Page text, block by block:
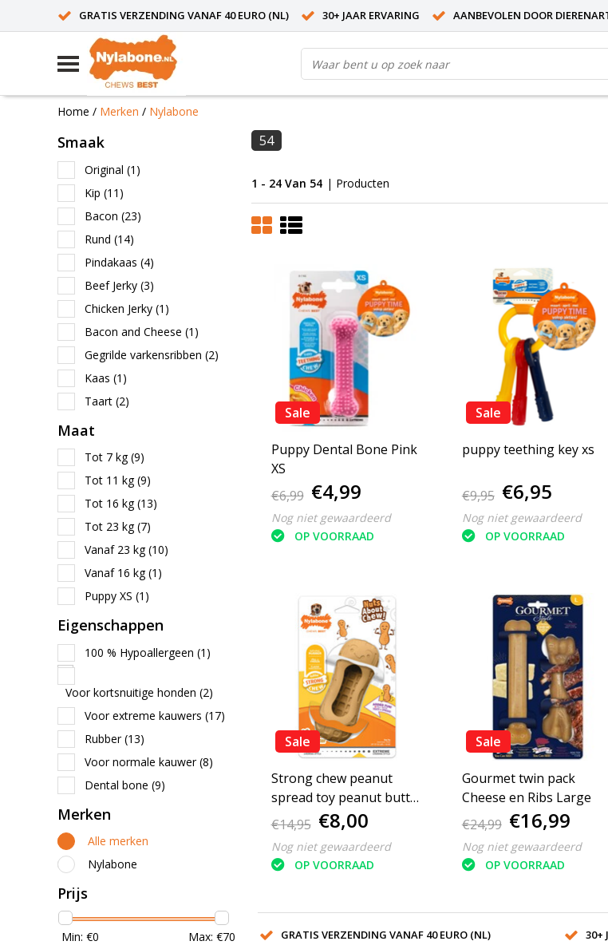
GRATIS VERZENDING VANAF 40 EURO (NL) 30+ JAAR ERVARING AANBEVOLEN DOOR
Home / Merken / Nylabone
Smaak
Original (1)
Kip (11)
Bacon (23)
Rund (14)
Pindakaas (4)
Beef Jerky (3)
Chicken Jerky (1)
Bacon and Cheese (1)
Gegrilde varkensribben (2)
Kaas (1)
Taart (2)
Maat
Tot 7 kg(9)
Tot 11 kg(9)
Tot 16 kg(13)
Tot 23 kg(7)
Vanaf 23 kg(10)
Vanaf 16 kg(1)
Puppy XS (1)
Eigenschappen
100 % Hypoallergeen (1)
Voor kortsnuitige honden (2)
Voor extreme kauwers (17)
Rubber(13)
Voor normale kauwer(8)
Dental bone (9)
Merken
Alle merken
Nylabone
Prijs
Min: €0 Max: €70
54
1 - 24 Van 54 | Producten
Sale
Puppy Dental Bone Pink
XS
€6,99 €4,99
Nog niet gewaardeerd
OP VOORRAAD
Sale
puppy teething key xs
€9,95 €6,95
Nog niet gewaardeerd
OP VOORRAAD
Sale
Strong chew peanut
spread toy peanut butter
M
€14,95 €8,00
Nog niet gewaardeerd
OP VOORRAAD
Sale
Gourmet twin pack
Cheese en Ribs Large
€24,99 €16,99
Nog niet gewaardeerd
OP VOORRAAD
GRATIS VERZENDING VANAF 40 EURO (NL) 30+